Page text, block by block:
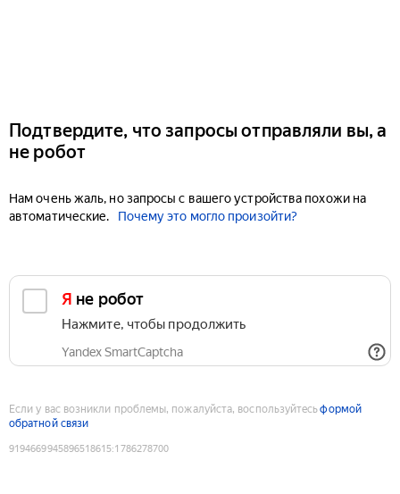
Подтвердите, что запросы отправляли вы, а
не робот
Нам очень жаль, но запросы с вашего устройства похожи на
автоматические.
Почему это могло произойти?
Я не робот
Нажмите, чтобы продолжить
Yandex SmartCaptcha
Если у вас возникли проблемы, пожалуйста, воспользуйтесьформой
обратной связи
9194669945896518615:1786278700